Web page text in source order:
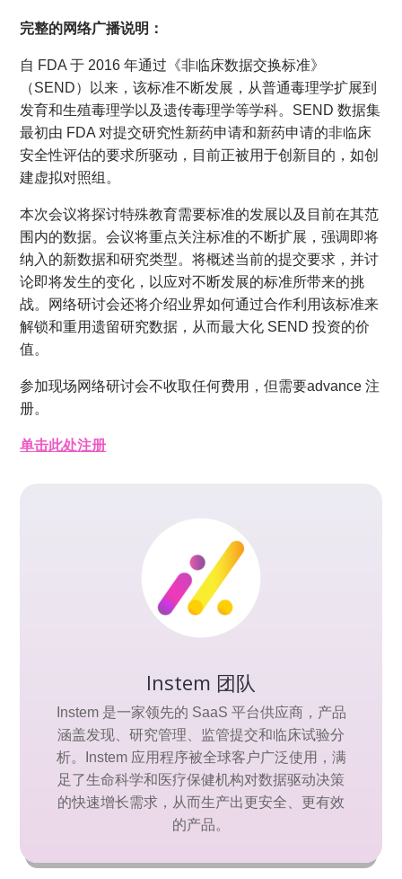
完整的网络广播说明：
自 FDA 于 2016 年通过《非临床数据交换标准》
（SEND）以来，该标准不断发展，从普通毒理学扩展到
发育和生殖毒理学以及遗传毒理学等学科。SEND 数据集
最初由 FDA 对提交研究性新药申请和新药申请的非临床
安全性评估的要求所驱动，目前正被用于创新目的，如创
建虚拟对照组。
本次会议将探讨特殊教育需要标准的发展以及目前在其范
围内的数据。会议将重点关注标准的不断扩展，强调即将
纳入的新数据和研究类型。将概述当前的提交要求，并讨
论即将发生的变化，以应对不断发展的标准所带来的挑
战。网络研讨会还将介绍业界如何通过合作利用该标准来
解锁和重用遗留研究数据，从而最大化 SEND 投资的价
值。
参加现场网络研讨会不收取任何费用，但需要advance 注
册。
单击此处注册
Instem 团队
Instem 是一家领先的 SaaS 平台供应商，产品
涵盖发现、研究管理、监管提交和临床试验分
析。Instem 应用程序被全球客户广泛使用，满
足了生命科学和医疗保健机构对数据驱动决策
的快速增长需求，从而生产出更安全、更有效
的产品。